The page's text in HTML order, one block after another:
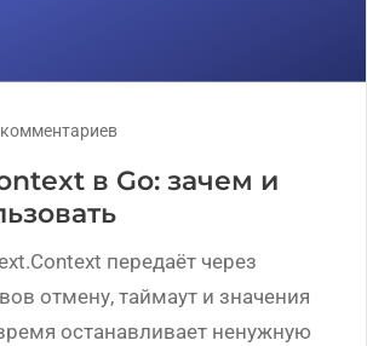
в Go: зачем и
передаёт через
отмену, таймаут и значения
останавливает ненужную